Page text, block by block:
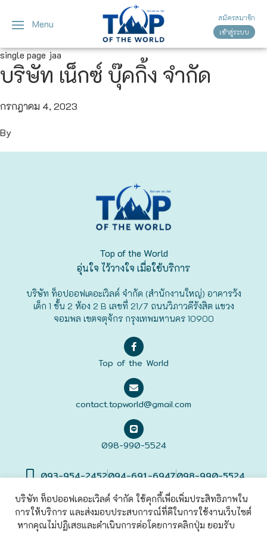
Menu
สมัครสมาชิก
เข้าสู่ระบบ
single page jaa
บริษัท เน็กซ์ บุ๊คกิ้ง จำกัด
กรกฎาคม 4, 2023
By
Top of the World
อุ่นใจ ไว้วางใจ เมื่อใช้บริการ
บริษัท ท็อปออฟเดอะเวิลด์ จำกัด (สำนักงานใหญ่) อาคารวัง
เด็ก 1 ชั้น 2 ห้อง 2 B เลขที่ 21/7 ถนนวิภาวดีรังสิต แขวง
จอมพล เขตจตุจักร กรุงเทพมหานคร 10900
Top of the World
contact.topworld@gmail.com
098-990-5524
093-954-2452094-691-6947098-990-5524
©2022 Top of The World Co., Ltd. All rights Reserved. | เข้าสู่
บริษัท ท็อปออฟเดอะเวิลด์ จำกัด ใช้คุกกี้เพื่อเพิ่มประสิทธิภาพใน
การให้บริการ และส่งมอบประสบการณ์ที่ดีในการใช้งานเว็บไซต์
หากคุณไม่ปฏิเสธและดำเนินการต่อโดยการคลิกปุ่ม ยอมรับ
ญี่ปุ่นทัวร์ญี่ปุ่น
โตเกียว
โอซาก้า
ฟุกุโอะกะ
ฟูระโนะ
เวียดนาม
ทัวร์เวียดนาม